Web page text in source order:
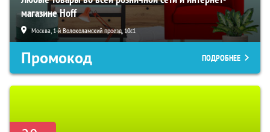
магазине Hoff
Москва, 1-й Волоколамский проезд, 10с1
Промокод ПОДРОБНЕЕ